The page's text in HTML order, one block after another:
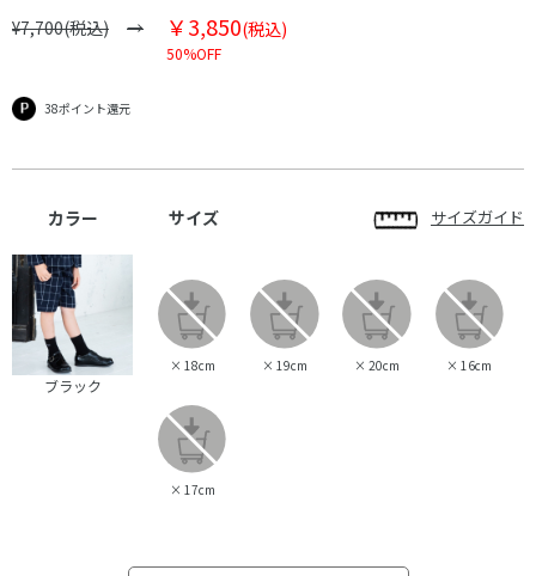
¥7,700(税込) ￥3,850(税込)
50%OFF
38ポイント還元
カラー サイズ サイズガイド
ブラック
× 18cm × 19cm × 20cm × 16cm
× 17cm